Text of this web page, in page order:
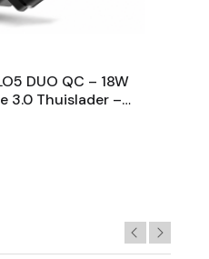
DUO QC – 18W
3.0 Thuislader –
Display –